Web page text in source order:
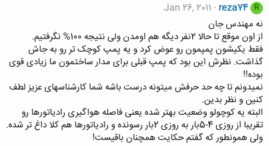
R
reza74
Jan 26, 2011
نه مهندس جان
از اون موقع تا حالا 2نفر دیگه هم اومدن ولی نتیجه 100% نگرفتیم.
فقط یکیشون پمپمون رو عوض کرد و یه پمپ کوچک تر رو به جاش
گذاشت. نظرش این بود که پمپ قبلی برای مدار ساختمون ما زیادی قوی
بوده!!
نمیدونم تا چه حد حرفش میتونه درست باشه شما کارشناسهای عزیز لطف
کنین و نظر بدین.
البته یه کوچولو وضعیت بهتر شده یعنی فاصله هواگیری رادیاتورها رو
تقریبا از روزی 4-5بار به روزی 2بار رسونده و رادیاتورها هم کلا داغ تر شده.
ولی همونطور که گفتم حکایت همچنان باقیست!